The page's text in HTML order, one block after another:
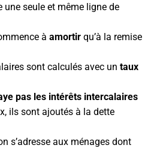
une seule et même ligne de
à amortir qu’à la remise
sont calculés avec un taux
pas les intérêts intercalaires
ils sont ajoutés à la dette
s’adresse aux ménages dont